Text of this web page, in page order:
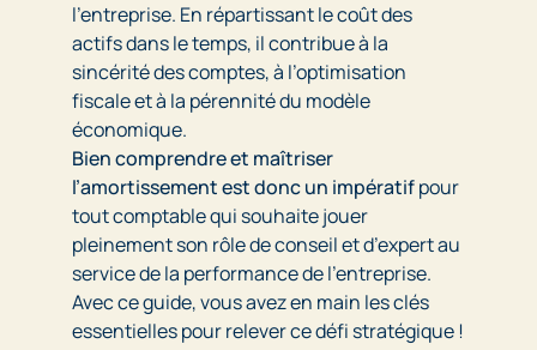
l’entreprise. En répartissant le coût des
actifs dans le temps, il contribue à la
sincérité des comptes, à l’optimisation
fiscale et à la pérennité du modèle
économique.
Bien comprendre et maîtriser
l’amortissement est donc un impératifpour
tout comptable qui souhaite jouer
pleinement son rôle de conseil et d’expert au
service de la performance de l’entreprise.
Avec ce guide, vous avez en main les clés
essentielles pour relever ce défi stratégique !